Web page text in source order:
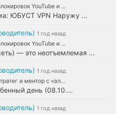
YouTube и ...
ЮБУСТ VPN Наружу ...
1 год назад
YouTube и ...
— это неотъемлемая ...
1 год назад
и ментор с «ал...
день (08.10....
1 год назад